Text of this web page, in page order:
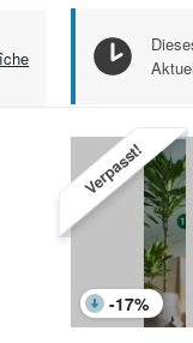
Verpasst!
-17%